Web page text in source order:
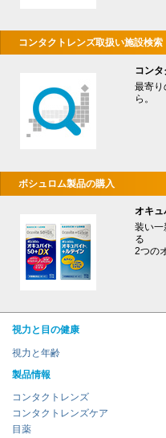
コンタクトレンズ取扱い施設検索
コン
最寄り
ら。
ボシュロム製品の購入
オキュ
装い一
る
2つの
視力と目の健康
視力と年齢
製品情報
コンタクトレンズ
コンタクトレンズケア
目薬